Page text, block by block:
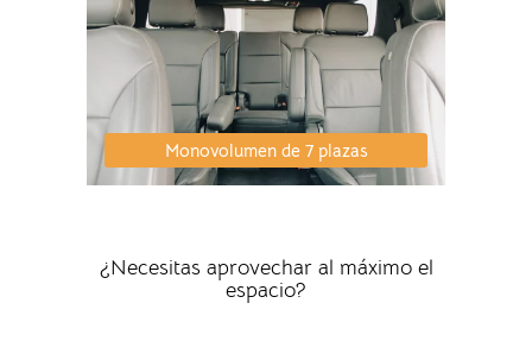
Monovolumen de 7 plazas
¿Necesitas aprovechar al máximo el
espacio?